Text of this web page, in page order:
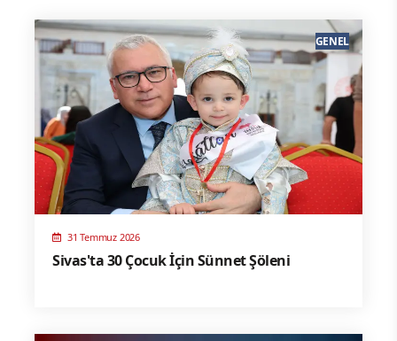
31 Temmuz 2026
Sivas'ta 30 Çocuk İçin Sünnet Şöleni
GENEL